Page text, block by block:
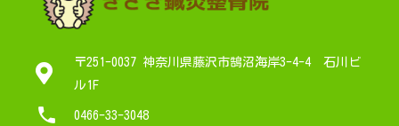
〒251-0037 神奈川県藤沢市鵠沼海岸3-4-4 石川ビ
ル1F
0466-33-3048